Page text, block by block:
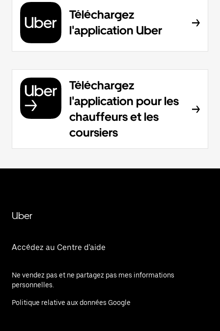
Téléchargez
l'application Uber
Téléchargez
l'application pour les
chauffeurs et les
coursiers
Uber
Accédez au Centre d'aide
Ne vendez pas et ne partagez pas mes informations
personnelles.
Politique relative aux données Google